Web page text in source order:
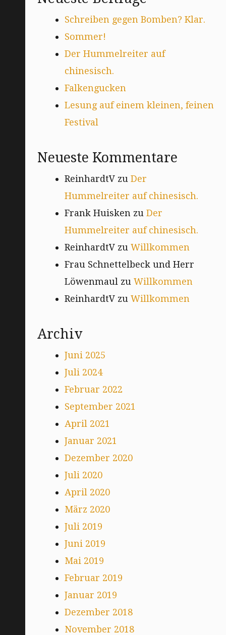
Schreiben gegen Bomben? Klar.
Sommer!
Der Hummelreiter auf
chinesisch.
Falkengucken
Lesung auf einem kleinen, feinen
Festival
Neueste Kommentare
ReinhardtVzu Der
Hummelreiter auf chinesisch.
Frank Huisken zu Der
Hummelreiter auf chinesisch.
ReinhardtVzu Willkommen
Frau Schnettelbeck und Herr
Löwenmaul zu Willkommen
ReinhardtVzu Willkommen
Archiv
Juni 2025
Juli 2024
Februar 2022
September 2021
April 2021
Januar 2021
Dezember 2020
Juli 2020
April 2020
März 2020
Juli 2019
Juni 2019
Mai 2019
Februar 2019
Januar 2019
Dezember 2018
November 2018